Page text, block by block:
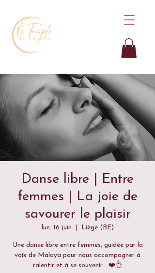
Danse libre | Entre
femmes | La joie de
savourer le plaisir
lun. 16 juin Liège (BE)
Une danse libre entre femmes, guidée par la
voix de Malaya pour nous accompagner à
ralentir et à se souvenir... ❤️👌